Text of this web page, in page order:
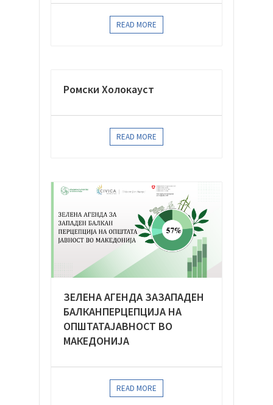
READ MORE
Ромски Холокауст
READ MORE
ЗЕЛЕНА АГЕНДА ЗАЗАПАДЕН
БАЛКАНПЕРЦЕПЦИЈА НА
ОПШТАТАЈАВНОСТ ВО
МАКЕДОНИЈА
READ MORE